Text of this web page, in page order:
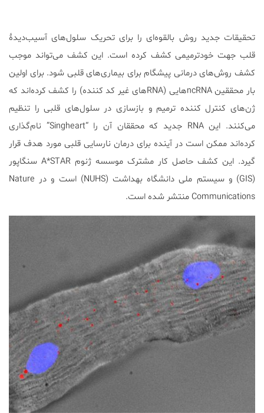
تحقیقات جدید روش بالقوه‌ای را برای تحریک سلول‌های آسیب‌دیدۀ
قلب جهت خودترمیمی کشف کرده است. این کشف می‌تواند موجب
کشف روش‌های درمانی پیشگام برای بیماری‌های قلبی شود. برای اولین
بار محققین ncRNA‌هایی (RNAهای غیر کد کننده) را کشف کرده‌اند که
ژن‌های کنترل کننده ترمیم و بازسازی در سلول‌های قلبی را تنظیم
می‌کنند. این RNA جدید که محققان آن را “Singheart” نام‌گذاری
کرده‌اند ممکن است در آینده برای درمان نارسایی قلبی مورد هدف قرار
گیرد. این کشف حاصل کار مشترک موسسه ژنوم A*STAR سنگاپور
(GIS) و سیستم ملی دانشگاه بهداشت (NUHS) است و در Nature
Communications منتشر شده است.